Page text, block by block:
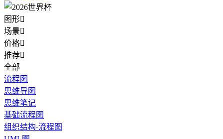
图形
场景
价格
推荐
全部
流程图
思维导图
思维笔记
基础流程图
组织结构-流程图